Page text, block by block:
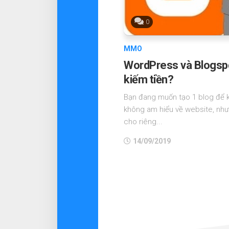
0
MMO
WordPress và
kiếm tiền?
Bạn đang muốn tạo 1 blog để
không am hiểu về website,
cho riêng...
14/09/2019